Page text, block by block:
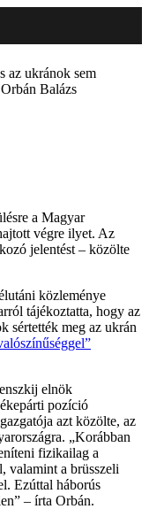
az ukránok sem
Balázs
a Magyar
végre ilyet. Az
jelentést – közölte
közleménye
tájékoztatta, hogy az
sértették meg az ukrán
elnök
pozíció
azt közölte, az
„Korábban
fizikailag a
valamint a brüsszeli
Ezúttal háborús
– írta Orbán.